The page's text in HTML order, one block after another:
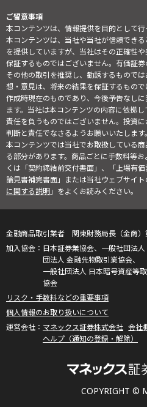
ご留意事項
本コンテンツは、情報提供を目的として行
本コンテンツは、当社や当社が信頼でき
を提供していますが、当社はその正確性
保証するものではございません。有価証券
その他の取引を推奨し、勧誘するもので
想・意見は、将来の結果を保証するもの
作成時現在のものであり、今後予告なし
ます。当社は本コンテンツの内容に依拠
責任を負うものではございません。投資
判断と責任でなさるようお願いいたします。
本コンテンツでは当社でお取扱している
る部分があります。商品ごとに手数料等
くは「契約締結前交付書面」、「上場有
論見書補完書面」または当社ウェブサイ
に関する説明」をよくお読みください。
COPYRIGHT ©
金融商品取引業者 関東財務局長（金商）
日本証券業協会、一般社団法
団法人 金融先物取引業協会、
一般社団法人 日本暗号資産等
協会
リスク・手数料などの重要事項
個人情報のお取り扱いについて
マネックス証券株式会社 会社
ヘルプ（通知の登録・解除）